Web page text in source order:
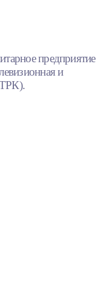
предприятие
и